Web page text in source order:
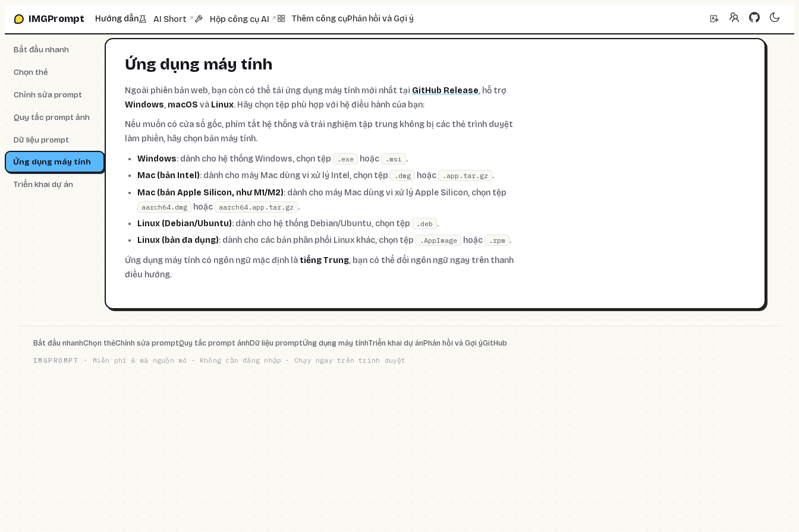
IMGPrompt Hướng dẫn AI Short ↗ Hộp công cụ AI ↗ Thêm công cụPhản hồi và Gợi ý
Bắt đầu nhanh
Chọn thẻ
Chỉnh sửa prompt
Quy tắc prompt ảnh
Dữ liệu prompt
Ứng dụng máy tính
Triển khai dự án
Ứng dụng máy tính
Ngoài phiên bản web, bạn còn có thể tải ứng dụng máy tính mới nhất tại GitHub Release, hỗ trợ
Windows, macOS và Linux. Hãy chọn tệp phù hợp với hệ điều hành của bạn:
Nếu muốn có cửa sổ gốc, phím tắt hệ thống và trải nghiệm tập trung không bị các thẻ trình duyệt
làm phiền, hãy chọn bản máy tính.
Windows: dành cho hệ thống Windows, chọn tệp .exe hoặc .msi .
Mac (bản Intel): dành cho máy Mac dùng vi xử lý Intel, chọn tệp .dmg hoặc .app.tar.gz .
Mac (bản Apple Silicon, như M1/M2): dành cho máy Mac dùng vi xử lý Apple Silicon, chọn tệp
aarch64.dmg hoặc aarch64.app.tar.gz .
Linux (Debian/Ubuntu): dành cho hệ thống Debian/Ubuntu, chọn tệp .deb .
Linux (bản đa dụng): dành cho các bản phân phối Linux khác, chọn tệp .AppImage hoặc .rpm .
Ứng dụng máy tính có ngôn ngữ mặc định là tiếng Trung, bạn có thể đổi ngôn ngữ ngay trên thanh
điều hướng.
Bắt đầu nhanhChọn thẻChỉnh sửa promptQuy tắc prompt ảnhDữ liệu promptỨng dụng máy tínhTriển khai dự ánPhản hồi và Gợi ýGitHub
IMGPROMPT · Miễn phí & mã nguồn mở · Không cần đăng nhập · Chạy ngay trên trình duyệt